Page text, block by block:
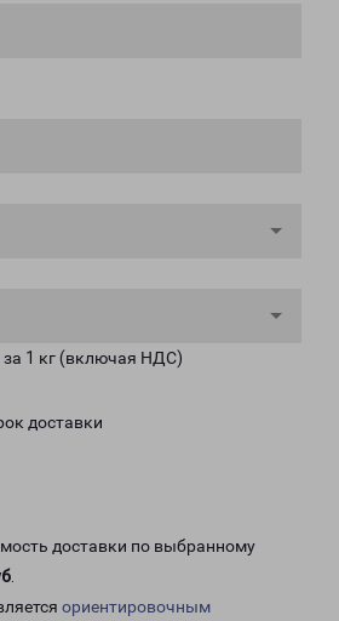
1 кг (включая НДС)
доставки
доставки по выбранному
.
ориентировочным